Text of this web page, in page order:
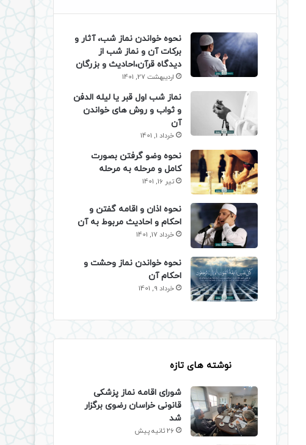
نحوه خواندن نماز شب، آثار و
برکات آن و نماز شب از
دیدگاه قرآن،احادیث و بزرگان
اردیبهشت 27, 1401
نماز شب اول قبر یا لیله الدفن
و ثواب و روش های خواندن
آن
خرداد 1, 1401
نحوه وضو گرفتن بصورت
کامل و مرحله به مرحله
تیر 16, 1401
نحوه اذان و اقامه گفتن و
احکام و احادیث مربوط به آن
خرداد 17, 1401
نحوه خواندن نماز وحشت و
احکام آن
خرداد 9, 1401
نوشته های تازه
شورای اقامه نماز پزشکی
قانونی خراسان رضوی برگزار
شد
26 ثانیه پیش